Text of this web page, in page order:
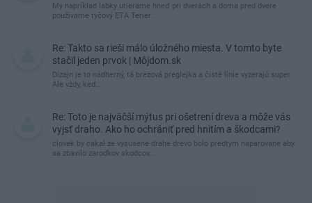
My napríklad labky utierame hneď pri dverách a doma pred dvere
používame tyčový ETA Terier…
Re: Takto sa rieši málo úložného miesta. V tomto byte
stačil jeden prvok | Môjdom.sk
Dizajn je to nádherný, tá brezová preglejka a čisté línie vyzerajú super.
Ale vždy, keď…
Re: Toto je najväčší mýtus pri ošetrení dreva a môže vás
vyjsť draho. Ako ho ochrániť pred hnitím a škodcami?
clovek by cakal ze vysusene drahe drevo bolo predtym naparovane aby
sa zbavilo zarodkov skodcov...